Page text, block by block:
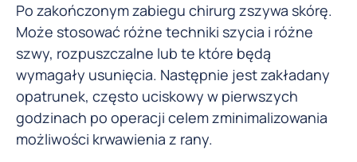
Po zakończonym zabiegu chirurg zszywa skórę.
Może stosować różne techniki szycia i różne
szwy, rozpuszczalne lub te które będą
wymagały usunięcia. Następnie jest zakładany
opatrunek, często uciskowy w pierwszych
godzinach po operacji celem zminimalizowania
możliwości krwawienia z rany.